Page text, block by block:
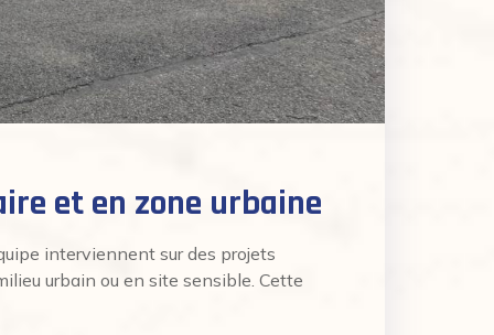
et en zone urbaine
interviennent sur des projets
urbain ou en site sensible. Cette